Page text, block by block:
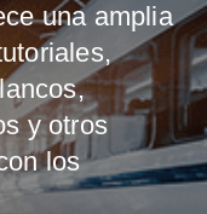
una amplia
y otros
los